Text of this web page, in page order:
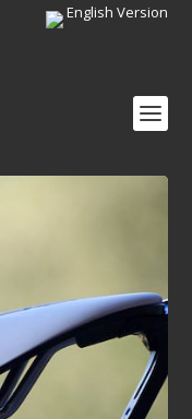
English Version